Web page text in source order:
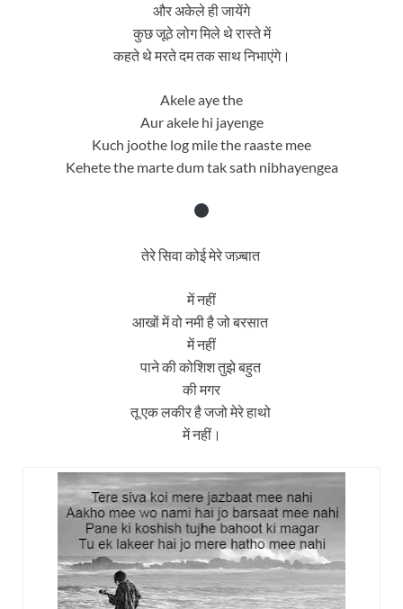
और अकेले ही जायेंगे
कुछ जूठे लोग मिले थे रास्ते में
कहते थे मरते दम तक साथ निभाएंगे।
Akele aye the
Aur akele hi jayenge
Kuch joothe log mile the raaste mee
Kehete the marte dum tak sath nibhayengea
तेरे सिवा कोई मेरे जज़्बात
में नहीं
आखों में वो नमी है जो बरसात
में नहीं
पाने की कोशिश तुझे बहुत
की मगर
तू एक लकीर है जजो मेरे हाथो
में नहीं।